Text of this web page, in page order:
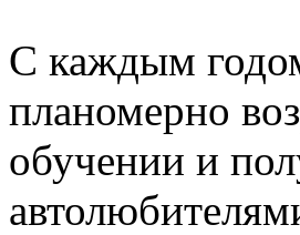
С каждым
планомерно
обучении и